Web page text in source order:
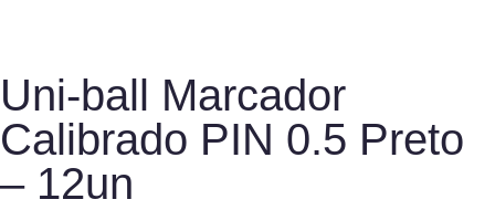
Uni-ball Marcador
Calibrado PIN 0.5 Preto
– 12un